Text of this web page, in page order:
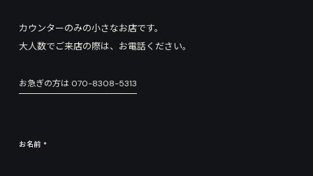
カウンターのみの小さなお店です。
大人数でご来店の際は、お電話ください。
お急ぎの方は070-8308-5313
お名前 *